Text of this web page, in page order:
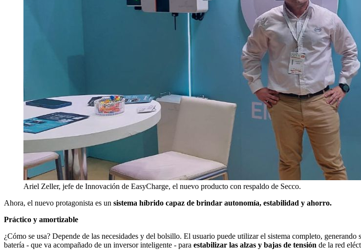
Ariel Zeller, jefe de Innovación de EasyCharge, el nuevo producto con respaldo de Secco.
Ahora, el nuevo protagonista es un sistema híbrido capaz de brindar autonomía, estabilidad y ahorro.
Práctico y amortizable
¿Cómo se usa? Depende de las necesidades y del bolsillo. El usuario puede utilizar el sistema completo, generando
batería - que va acompañado de un inversor inteligente - para estabilizar las alzas y bajas de tensión de la red